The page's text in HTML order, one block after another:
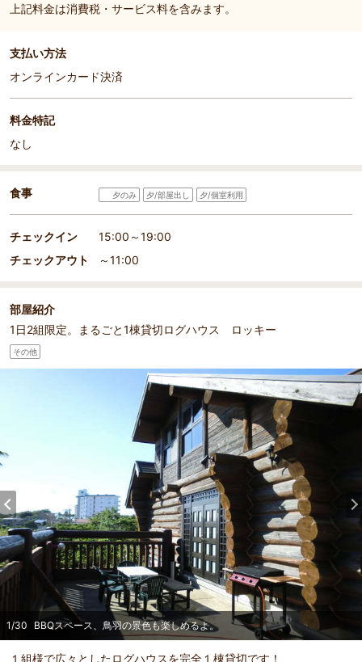
上記料金は消費税・サービス料を含みます。
支払い方法
オンラインカード決済
料金特記
なし
食事 夕のみ 夕/部屋出し 夕/個室利用
チェックイン
15:00～19:00
チェックアウト
～11:00
部屋紹介
1日2組限定。まるごと1棟貸切ログハウス ロッキー
その他
1/30 BBQスペース、鳥羽の景色も楽しめるよ。
１組様で広々としたログハウスを完全１棟貸切です！